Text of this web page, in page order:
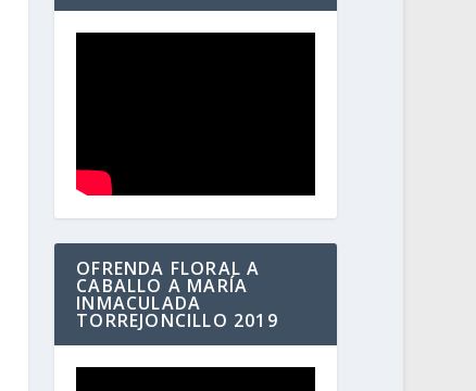
OFRENDA FLORAL A
CABALLO A MARÍA
INMACULADA
TORREJONCILLO 2019